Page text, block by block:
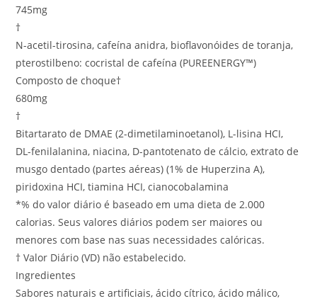
745mg
†
N-acetil-tirosina, cafeína anidra, bioflavonóides de toranja,
pterostilbeno: cocristal de cafeína (PUREENERGY™)
Composto de choque†
680mg
†
Bitartarato de DMAE (2-dimetilaminoetanol), L-lisina HCI,
DL-fenilalanina, niacina, D-pantotenato de cálcio, extrato de
musgo dentado (partes aéreas) (1% de Huperzina A),
piridoxina HCI, tiamina HCI, cianocobalamina
*% do valor diário é baseado em uma dieta de 2.000
calorias. Seus valores diários podem ser maiores ou
menores com base nas suas necessidades calóricas.
† Valor Diário (VD) não estabelecido.
Ingredientes
Sabores naturais e artificiais, ácido cítrico, ácido málico,